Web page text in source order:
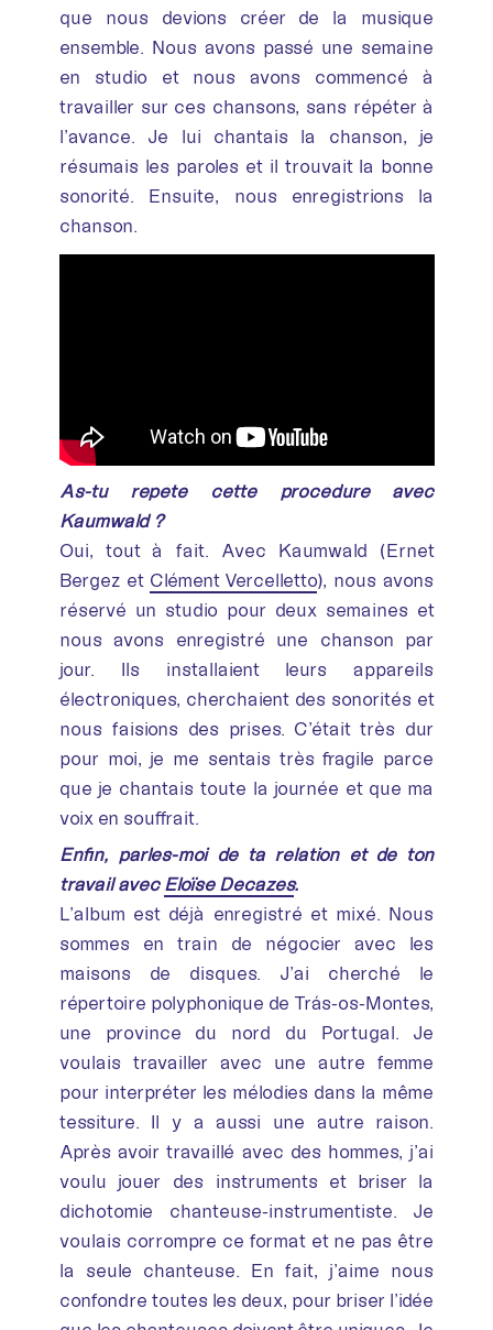
que nous devions créer de la musique
ensemble. Nous avons passé une semaine
en studio et nous avons commencé à
travailler sur ces chansons, sans répéter à
l’avance. Je lui chantais la chanson, je
résumais les paroles et il trouvait la bonne
sonorité. Ensuite, nous enregistrions la
chanson.
As-tu répété cette procédure avec
Kaumwald ?
Oui, tout à fait. Avec Kaumwald (Ernet
Bergez et Clément Vercelletto), nous avons
réservé un studio pour deux semaines et
nous avons enregistré une chanson par
jour. Ils installaient leurs appareils
électroniques, cherchaient des sonorités et
nous faisions des prises. C’était très dur
pour moi, je me sentais très fragile parce
que je chantais toute la journée et que ma
voix en souffrait.
Enfin, parles-moi de ta relation et de ton
travail avec Eloïse Decazes.
L’album est déjà enregistré et mixé. Nous
sommes en train de négocier avec les
maisons de disques. J’ai cherché le
répertoire polyphonique de Trás-os-Montes,
une province du nord du Portugal. Je
voulais travailler avec une autre femme
pour interpréter les mélodies dans la même
tessiture. Il y a aussi une autre raison.
Après avoir travaillé avec des hommes, j’ai
voulu jouer des instruments et briser la
dichotomie chanteuse-instrumentiste. Je
voulais corrompre ce format et ne pas être
la seule chanteuse. En fait, j’aime nous
confondre toutes les deux, pour briser l’idée